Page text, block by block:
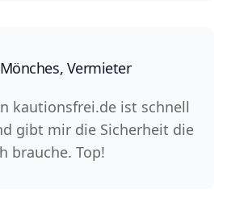
Vermieter
kautionsfrei.de ist schnell
gibt mir die Sicherheit die
brauche. Top!